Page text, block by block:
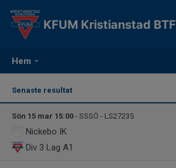
Hem
KFUM Kristianstad BTF
Senaste resultat
Sön 15 mar 15:00 - SSSÖ - LS27235
Nickebo IK
Div 3 Lag A1